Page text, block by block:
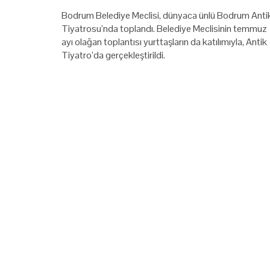
Bodrum Belediye Meclisi, dünyaca ünlü Bodrum
Tiyatrosu’nda toplandı. Belediye Meclisinin temmuz
ayı olağan toplantısı yurttaşların da katılımıyla, Antik
Tiyatro’da gerçekleştirildi.